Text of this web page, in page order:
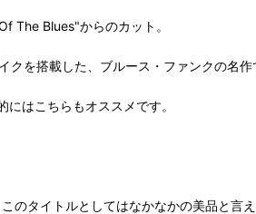
The Blues"からのカット。
を搭載した、ブルース・ファンクの名作
はこちらもオススメです。
タイトルとしてはなかなかの美品と言え